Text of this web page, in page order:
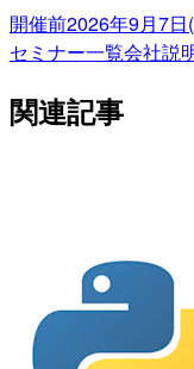
開催前2026年9月7日
セミナー一覧会社説
関連記事